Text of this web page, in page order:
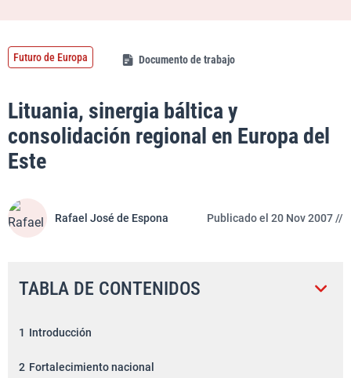
Lituania, sinergia báltica y
consolidación regional en Europa del
Este
Futuro de Europa Documento de trabajo
Rafael José de Espona Publicado el 20 Nov 2007 //
TABLA DE CONTENIDOS
1 Introducción
2 Fortalecimiento nacional